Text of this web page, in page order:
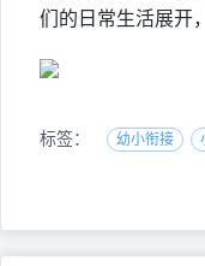
们的日常生活展开
标签： 幼小衔接